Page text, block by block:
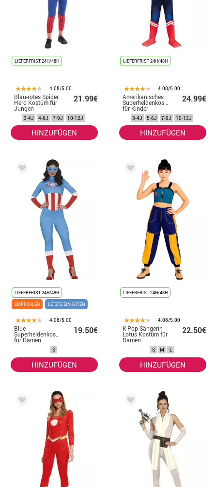
LIEFERFRIST 24H/48H
4.08/5.00
Blau-rotes Spider
Hero Kostüm für
Jungen
21.99€
3-4J 4-6J 7-9J 10-12J
HINZUFÜGEN
LIEFERFRIST 24H/48H
4.08/5.00
Amerikanisches
Superheldenkostüm
für Kinder
24.99€
3-4J 5-6J 7-9J 10-12J
HINZUFÜGEN
LIEFERFRIST 24H/48H
EMPFOHLEN
LETZTE EINHEITEN
4.08/5.00
Blue
Superheldenkostüm
für Damen
19.50€
S
HINZUFÜGEN
LIEFERFRIST 24H/48H
4.08/5.00
K-Pop-Sängerin
Lotus Kostüm für
Damen
22.50€
S M L
HINZUFÜGEN